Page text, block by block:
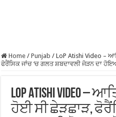
Home / Punjab / LoP Atishi Video –
ਫੋਰੈਂਸਿਕ ਜਾਂਚ ‘ਚ ਗਲਤ ਸ਼ਬਦਾਵਲੀ ਜੋੜਨ ਦਾ
LoP Atishi Video –
ਹੋਈ ਸੀ ਛੇੜਛਾੜ,